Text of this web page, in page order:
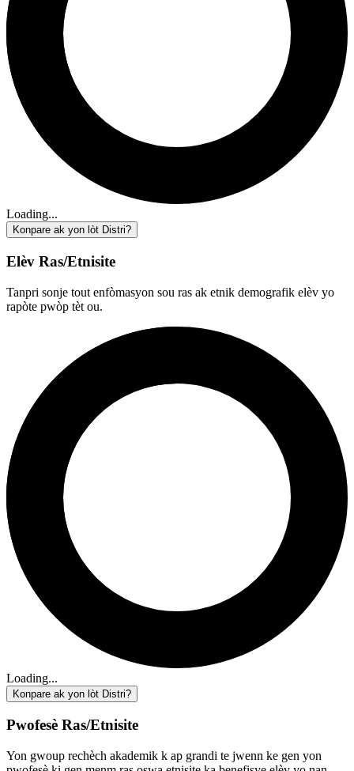
Loading...
Konpare ak yon lòt Distri?
Elèv Ras/Etnisite
Tanpri sonje tout enfòmasyon sou ras ak etnik demografik elèv yo
rapòte pwòp tèt ou.
Loading...
Konpare ak yon lòt Distri?
Pwofesè Ras/Etnisite
Yon gwoup rechèch akademik k ap grandi te jwenn ke gen yon